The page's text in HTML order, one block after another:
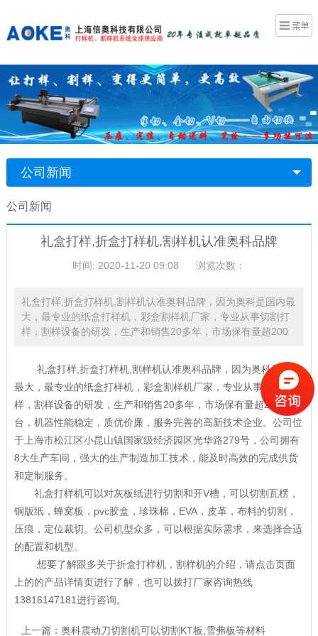
公司新闻
公司新闻
礼盒打样,折盒打样机,割样机认准奥科品牌
时间: 2020-11-20 09:08 浏览次数：
礼盒打样,折盒打样机,割样机认准奥科品牌，因为奥科是国内最
大，最专业的纸盒打样机，彩盒割样机厂家，专业从事切割打
样，割样设备的研发，生产和销售20多年，市场保有量超200
礼盒打样, 折盒打样机,割样机认准奥科品牌，因为奥科是国内
最大，最专业的纸盒打样机，彩盒割样机厂家，专业从事切割打
样，割样设备的研发，生产和销售20多年，市场保有量超20000多
台，机器性能稳定，质优价廉，服务完善的高新技术企业。公司位
于上海市松江区小昆山镇国家级经济园区光华路279号，公司拥有
8大生产车间，强大的生产制造加工技术，能及时高效的完成供货
和定制服务。
礼盒打样机可以对灰板纸进行切割和开V槽，可以切割瓦楞，
铜版纸，蜂窝板，pvc胶盒，珍珠棉，EVA，皮革，布料的切割，
压痕，定位裁切。公司机型众多，可以根据实际需求，来选择合适
的配置和机型。
想要了解跟多关于折盒打样机， 割样机的介绍，请点击页面
上的的产品详情页进行了解，也可以拨打厂家咨询热线
13816147181进行咨询。
上一篇： 奥科震动刀切割机可以切割KT板,雪弗板等材料